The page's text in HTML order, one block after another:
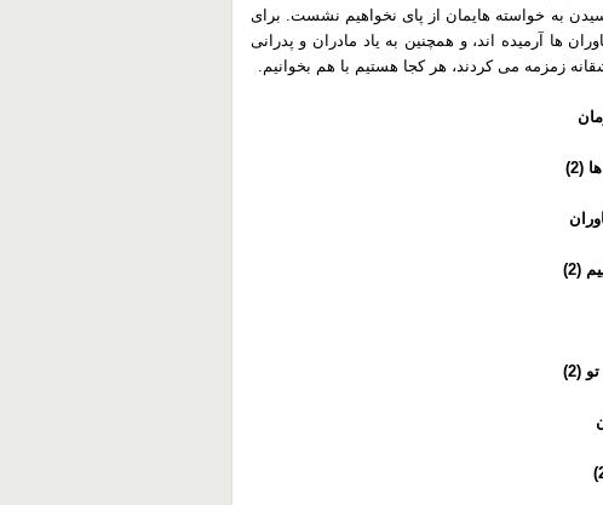
به خواسته هایمان از پای نخواهیم نشست. برای
ها آرمیده اند، و همچنین به یاد مادران و پدرانی
زمزمه می کردند، هر کجا هستیم با هم بخوانیم.
(2)
(2)
(2)